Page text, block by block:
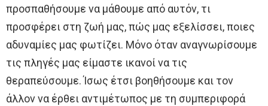
προσπαθήσουμε να μάθουμε από αυτόν, τι
προσφέρει στη ζωή μας, πώς μας εξελίσσει, ποιες
αδυναμίες μας φωτίζει. Μόνο όταν αναγνωρίσουμε
τις πληγές μας είμαστε ικανοί να τις
θεραπεύσουμε. Ίσως έτσι βοηθήσουμε και τον
άλλον να έρθει αντιμέτωπος με τη συμπεριφορά